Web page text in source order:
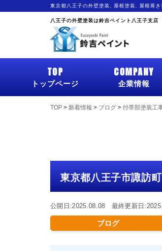
東京都八王子の外壁塗装, 屋根塗装, 屋根葺
八王子の外壁塗装は鈴吉ペイント八王子支店
TOP
トップページ
COMPANY
企業情報
TOP > 新着情報 > ブログ > 付帯部塗装工
東京都八王子市諏訪
公開日:2025.08.08 最終更新日
ブログ